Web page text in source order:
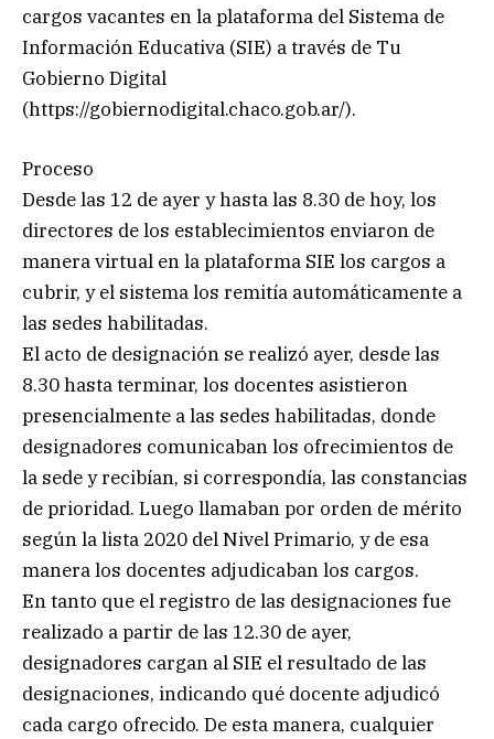
cargos vacantes en la plataforma del Sistema de
Información Educativa (SIE) a través de Tu
Gobierno Digital
(https://gobiernodigital.chaco.gob.ar/).
Proceso
Desde las 12 de ayer y hasta las 8.30 de hoy, los
directores de los establecimientos enviaron de
manera virtual en la plataforma SIE los cargos a
cubrir, y el sistema los remitía automáticamente a
las sedes habilitadas.
El acto de designación se realizó ayer, desde las
8.30 hasta terminar, los docentes asistieron
presencialmente a las sedes habilitadas, donde
designadores comunicaban los ofrecimientos de
la sede y recibían, si correspondía, las constancias
de prioridad. Luego llamaban por orden de mérito
según la lista 2020 del Nivel Primario, y de esa
manera los docentes adjudicaban los cargos.
En tanto que el registro de las designaciones fue
realizado a partir de las 12.30 de ayer,
designadores cargan al SIE el resultado de las
designaciones, indicando qué docente adjudicó
cada cargo ofrecido. De esta manera, cualquier